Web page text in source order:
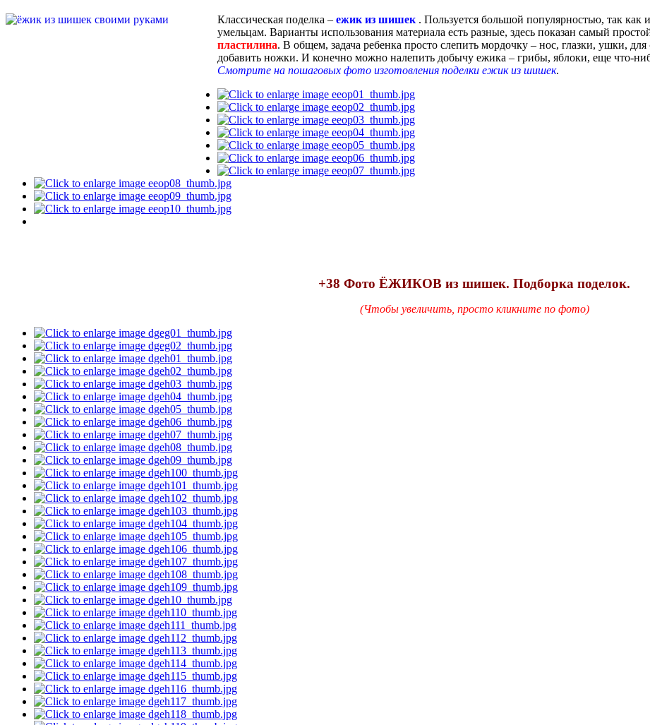
Классическая поделка – ежик из шишек. Пользуется большой популярностью, так как
умельцам. Варианты использования материала есть разные, здесь показан самый
пластилина. В общем, задача ребенка просто слепить мордочку – нос, глазки, ушки,
добавить ножки. И конечно можно налепить добычу ежика – грибы, яблоки, еще что-
Смотрите на пошаговых фото изготовления поделки ежик из шишек.
+38 Фото ЁЖИКОВ из шишек. Подборка поделок.
(Чтобы увеличить, просто кликните по фото)